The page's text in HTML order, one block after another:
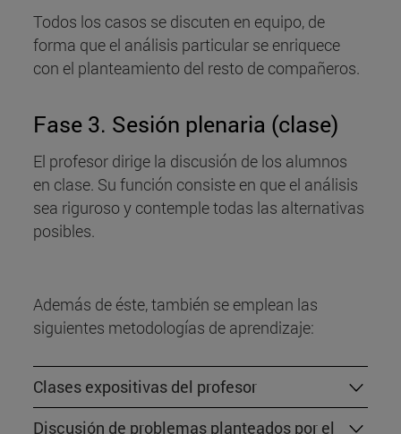
Todos los casos se discuten en equipo, de
forma que el análisis particular se enriquece
con el planteamiento del resto de compañeros.
Fase 3. Sesión plenaria (clase)
El profesor dirige la discusión de los alumnos
en clase. Su función consiste en que el análisis
sea riguroso y contemple todas las alternativas
posibles.
Además de éste, también se emplean las
siguientes metodologías de aprendizaje:
Clases expositivas del profesor
Discusión de problemas planteados por el